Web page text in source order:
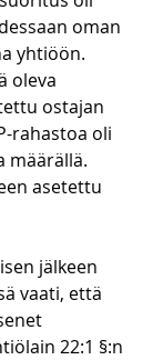
oman
yhtiöön.
oleva
ostajan
rahastoa oli
määrällä.
asetettu
jälkeen
vaati, että
22:1 §:n